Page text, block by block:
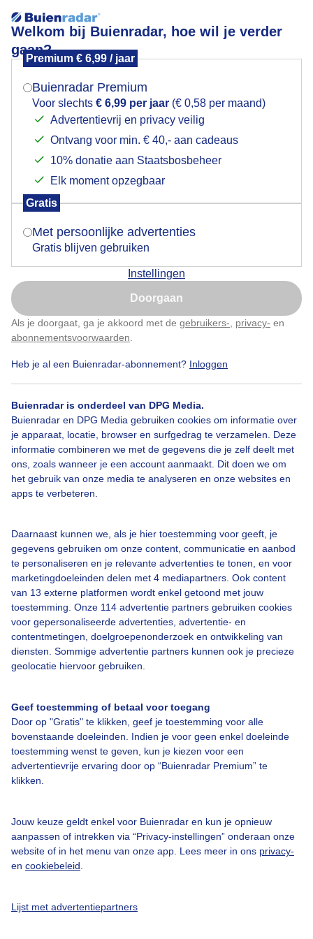
Welkom bij Buienradar, hoe wil je verder
gaan?
Premium € 6,99 / jaar
Buienradar Premium
Voor slechts € 6,99 per jaar (€ 0,58 per maand)
Advertentievrij en privacy veilig
Ontvang voor min. € 40,- aan cadeaus
10% donatie aan Staatsbosbeheer
Elk moment opzegbaar
Gratis
Met persoonlijke advertenties
Gratis blijven gebruiken
Instellingen
Doorgaan
Als je doorgaat, ga je akkoord met de gebruikers- privacy- en
abonnementsvoorwaarden
Heb je al een Buienradar-abonnement? Inloggen
Buienradar is onderdeel van DPG Media.
Buienradar en DPG Media gebruiken cookies om informatie over
je apparaat, locatie, browser en surfgedrag te verzamelen. Deze
informatie combineren we met de gegevens die je zelf deelt met
ons, zoals wanneer je een account aanmaakt. Dit doen we om
het gebruik van onze media te analyseren en onze websites en
apps te verbeteren.
Daarnaast kunnen we, als je hier toestemming voor geeft, je
gegevens gebruiken om onze content, communicatie en aanbod
te personaliseren en je relevante advertenties te tonen, en voor
marketingdoeleinden delen met 4 mediapartners. Ook content
van 13 externe platformen wordt enkel getoond met jouw
toestemming. Onze 114 advertentie partners gebruiken cookies
voor gepersonaliseerde advertenties, advertentie- en
contentmetingen, doelgroepenonderzoek en ontwikkeling van
diensten. Sommige advertentie partners kunnen ook je precieze
geolocatie hiervoor gebruiken.
Geef toestemming of betaal voor toegang
Door op "Gratis" te klikken, geef je toestemming voor alle
bovenstaande doeleinden. Indien je voor geen enkel doeleinde
toestemming wenst te geven, kun je kiezen voor een
advertentievrije ervaring door op “Buienradar Premium” te
klikken.
Jouw keuze geldt enkel voor Buienradar en kun je opnieuw
aanpassen of intrekken via “Privacy-instellingen” onderaan onze
website of in het menu van onze app. Lees meer in ons privacy-
en cookiebeleid
Lijst met advertentiepartners
Goedemorgen
Door: Dilia van Zon Gemaakt: 15-06-2026, 46x bekeken
Bewolking Eend
Bekijk slideshow
Over Buienradar
Bedrijfsgegevens
Contact
Toegankelijkheid
Gebruikersvoorwaarden
Adverteren
Privacy beleid
Cookie beleid
Mogen we je locatie gebruiken voor het
Indien je hier nog geen akkoord op hebt gegeven,
verschijnt er zo een pop-up uit je browser waarin
Is goed, toon de popup
Nu niet, misschien later
Klik hierom dit aan te passen